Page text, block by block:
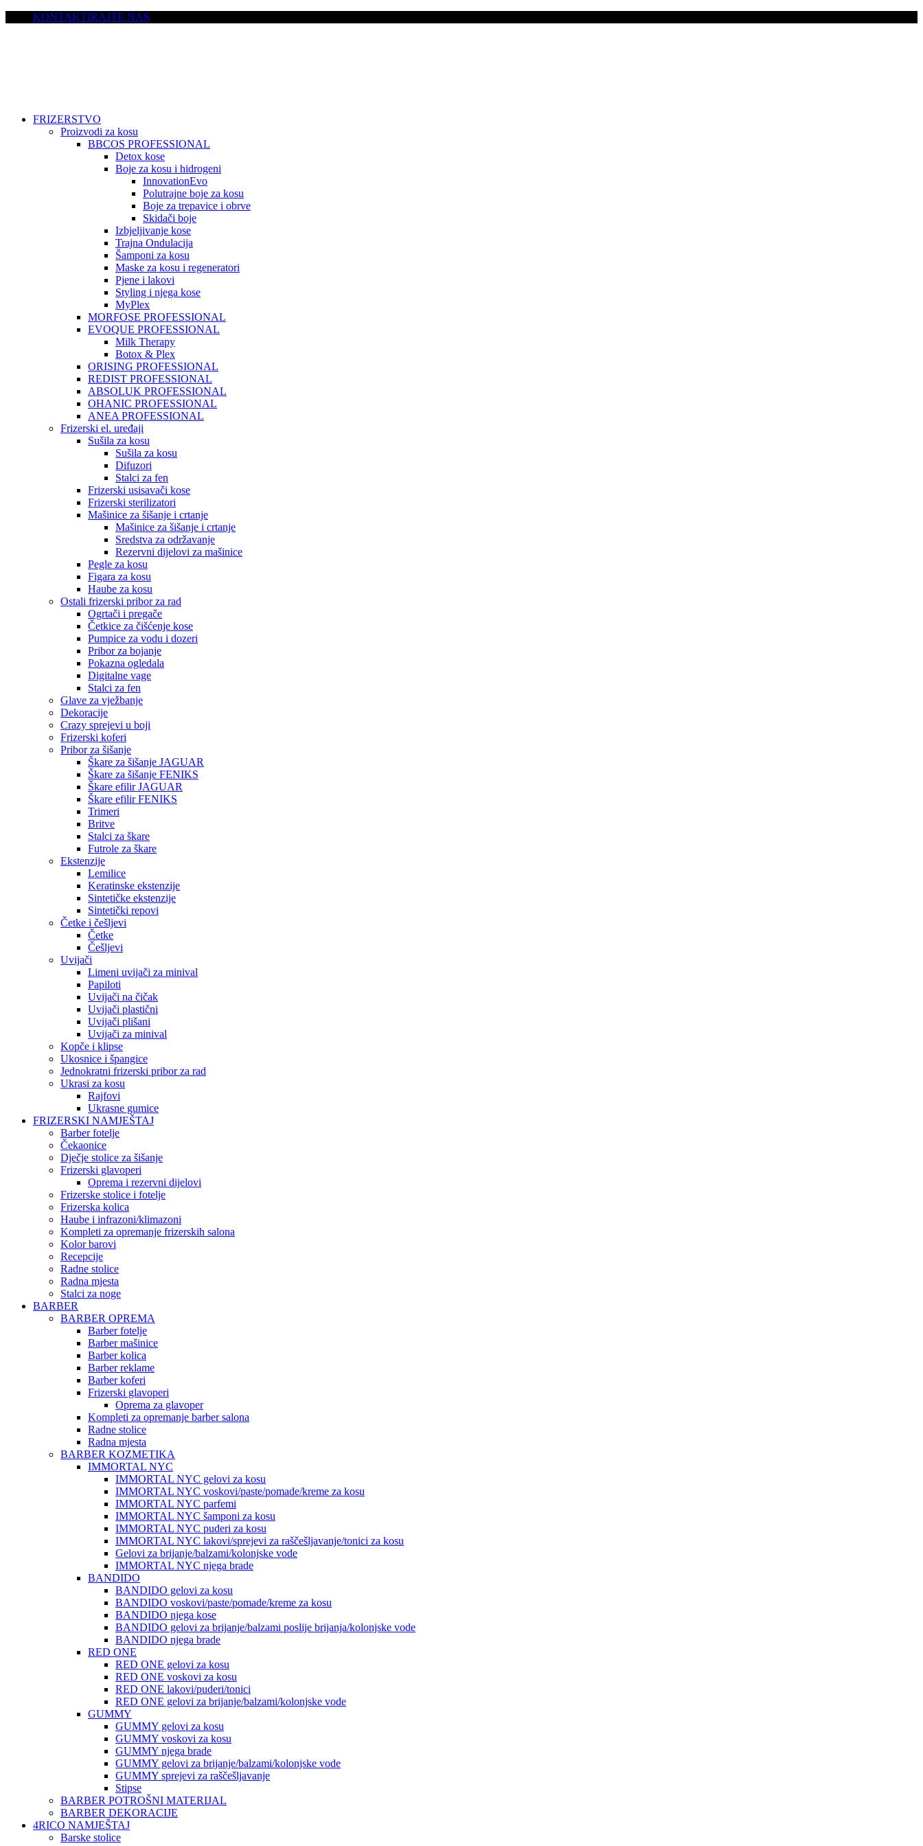
KONTAKTIRAJTE NAS
FRIZERSTVO
Proizvodi za kosu
BBCOS PROFESSIONAL
Detox kose
Boje za kosu i hidrogeni
InnovationEvo
Polutrajne boje za kosu
Boje za trepavice i obrve
Skidači boje
Izbjeljivanje kose
Trajna Ondulacija
Šamponi za kosu
Maske za kosu i regeneratori
Pjene i lakovi
Styling i njega kose
MyPlex
MORFOSE PROFESSIONAL
EVOQUE PROFESSIONAL
Milk Therapy
Botox & Plex
ORISING PROFESSIONAL
REDIST PROFESSIONAL
ABSOLUK PROFESSIONAL
OHANIC PROFESSIONAL
ANEA PROFESSIONAL
Frizerski el. uređaji
Sušila za kosu
Sušila za kosu
Difuzori
Stalci za fen
Frizerski usisavači kose
Frizerski sterilizatori
Mašinice za šišanje i crtanje
Mašinice za šišanje i crtanje
Sredstva za održavanje
Rezervni dijelovi za mašinice
Pegle za kosu
Figara za kosu
Haube za kosu
Ostali frizerski pribor za rad
Ogrtači i pregače
Četkice za čišćenje kose
Pumpice za vodu i dozeri
Pribor za bojanje
Pokazna ogledala
Digitalne vage
Stalci za fen
Glave za vježbanje
Dekoracije
Crazy sprejevi u boji
Frizerski koferi
Pribor za šišanje
Škare za šišanje JAGUAR
Škare za šišanje FENIKS
Škare efilir JAGUAR
Škare efilir FENIKS
Trimeri
Britve
Stalci za škare
Futrole za škare
Ekstenzije
Lemilice
Keratinske ekstenzije
Sintetičke ekstenzije
Sintetički repovi
Četke i češljevi
Četke
Češljevi
Uvijači
Limeni uvijači za minival
Papiloti
Uvijači na čičak
Uvijači plastični
Uvijači plišani
Uvijači za minival
Kopče i klipse
Ukosnice i špangice
Jednokratni frizerski pribor za rad
Ukrasi za kosu
Rajfovi
Ukrasne gumice
FRIZERSKI NAMJEŠTAJ
Barber fotelje
Čekaonice
Dječje stolice za šišanje
Frizerski glavoperi
Oprema i rezervni dijelovi
Frizerske stolice i fotelje
Frizerska kolica
Haube i infrazoni/klimazoni
Kompleti za opremanje frizerskih salona
Kolor barovi
Recepcije
Radne stolice
Radna mjesta
Stalci za noge
BARBER
BARBER OPREMA
Barber fotelje
Barber mašinice
Barber kolica
Barber reklame
Barber koferi
Frizerski glavoperi
Oprema za glavoper
Kompleti za opremanje barber salona
Radne stolice
Radna mjesta
BARBER KOZMETIKA
IMMORTAL NYC
IMMORTAL NYC gelovi za kosu
IMMORTAL NYC voskovi/paste/pomade/kreme za kosu
IMMORTAL NYC parfemi
IMMORTAL NYC šamponi za kosu
IMMORTAL NYC puderi za kosu
IMMORTAL NYC lakovi/sprejevi za raščešljavanje/tonici za kosu
Gelovi za brijanje/balzami/kolonjske vode
IMMORTAL NYC njega brade
BANDIDO
BANDIDO gelovi za kosu
BANDIDO voskovi/paste/pomade/kreme za kosu
BANDIDO njega kose
BANDIDO gelovi za brijanje/balzami poslije brijanja/kolonjske vode
BANDIDO njega brade
RED ONE
RED ONE gelovi za kosu
RED ONE voskovi za kosu
RED ONE lakovi/puderi/tonici
RED ONE gelovi za brijanje/balzami/kolonjske vode
GUMMY
GUMMY gelovi za kosu
GUMMY voskovi za kosu
GUMMY njega brade
GUMMY gelovi za brijanje/balzami/kolonjske vode
GUMMY sprejevi za raščešljavanje
Stipse
BARBER POTROŠNI MATERIJAL
BARBER DEKORACIJE
4RICO NAMJEŠTAJ
Barske stolice